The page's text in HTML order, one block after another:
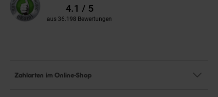
Bewertungen4.1 / 5
aus 36.198 Bewertungen
Zahlarten im Online-Shop